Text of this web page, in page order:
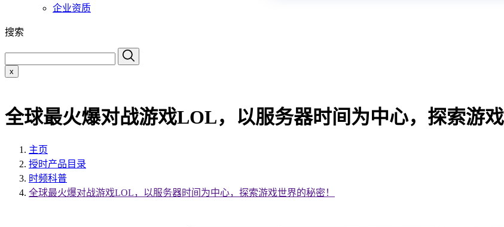
企业资质
搜索
x
全球最火爆对战游戏LOL，以服务器时间为中心，探索游戏
主页
授时产品目录
时频科普
全球最火爆对战游戏LOL，以服务器时间为中心，探索游戏世界的秘密！